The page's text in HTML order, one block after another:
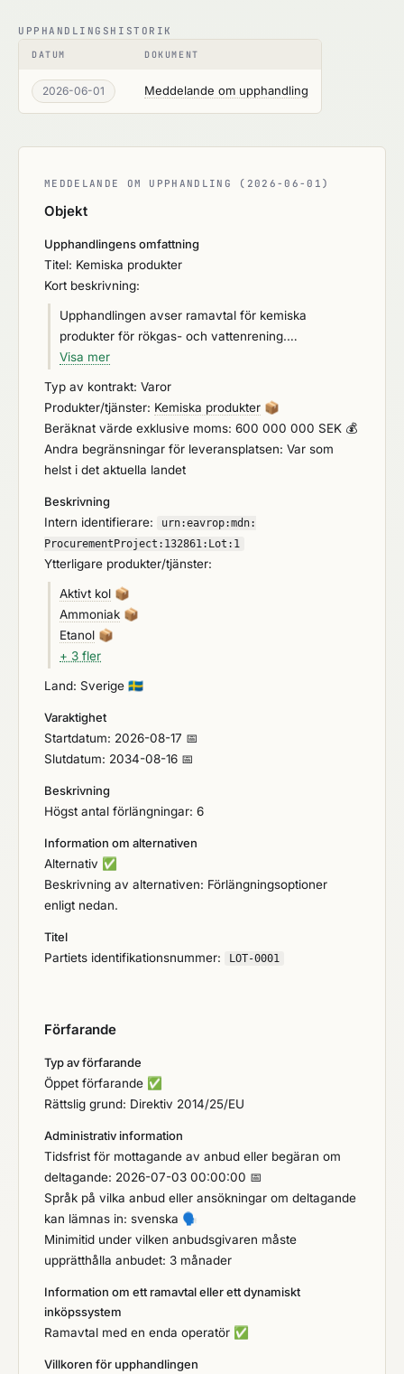
UPPHANDLINGSHISTORIK
DATUM DOKUMENT
2026-06-01 Meddelande om upphandling
MEDDELANDE OM UPPHANDLING (2026-06-01)
Objekt
Upphandlingens omfattning
Titel: Kemiska produkter
Kort beskrivning:
Upphandlingen avser ramavtal för kemiska
produkter för rökgas- och vattenrening.
Produkterna används inom VA-verksamhet,
verksamhet hos Sinfras medlemmar. Ramavtalet
omfattar bland annat kemikalier inom följande
justering och neutralisering • Biologiska processer
och kolbaserade kemikalier • Lukt- och
skumreduktion • Aktivt kol • Rökgasrening • Värme-
och processbärare • Övriga kemikalier för rökgas-
och vattenrening enligt produktförteckningen
Ramavtalet omfattar inte fällningskemikalier,
koaguleringskemikalier, flockningskemikalier eller
polymerer. Kalkbaserade processkemikalier som
omfattas av Sinfras separata kalkramavtal ingår inte
natriumbikarbonat omfattas dock av detta ramavtal.
Ramavtalet upphandlas av Sinfra för Sinfras
medlemmar. Avrop sker genom förnyad
konkurrensutsättning (FKU), där den avropande
förpackningsform, leveransvolym,
leveransfrekvens samt övriga krav för det aktuella
utifrån medlemmarnas faktiska behov under
Visa mer
Typ av kontrakt: Varor
Produkter/tjänster: Kemiska produkter 📦
Beräknat värde exklusive moms: 600 000 000 SEK 💰
Andra begränsningar för leveransplatsen: Var som
helst i det aktuella landet
Beskrivning
Intern identifierare:
urn:eavrop:mdn:
ProcurementProject: 132861: Lot: 1
Ytterligare produkter/tjänster:
Aktivt kol 📦
Ammoniak 📦
Etanol 📦
+ 3 fler
Land: Sverige 🇸🇪
Varaktighet
Startdatum: 2026-08-17 📅
Slutdatum: 2034-08-16 📅
Beskrivning
Högst antal förlängningar: 6
Information om alternativen
Alternativ ✅
Beskrivning av alternativen: Förlängningsoptioner
enligt nedan.
Titel
Partiets identifikationsnummer:
LOT-0001
Förfarande
Typ av förfarande
Öppet förfarande ✅
Rättslig grund: Direktiv 2014/25/EU
Administrativ information
Tidsfrist för mottagande av anbud eller begäran om
deltagande: 2026-07-03 00:00:00 📅
Språk på vilka anbud eller ansökningar om deltagande
kan lämnas in: svenska 🗣️
Minimitid under vilken anbudsgivaren måste
upprätthålla anbudet: 3 månader
Information om ett ramavtal eller ett dynamiskt
inköpssystem
Ramavtal med en enda operatör ✅
Villkoren för upphandlingen